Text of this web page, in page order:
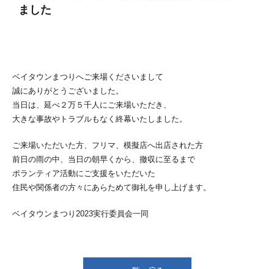
ました
ベイタウンまつりへご来場くださいまして
誠にありがとうございました。
当日は、延べ２万５千人にご来場いただき、
大きな事故やトラブルもなく終幕いたしました。
ご来場いただいた方、フリマ、模擬店へ出店された方
前日の雨の中、当日の朝早くから、撤収に至るまで
ポランティア活動にご支援をいただいた
住民や関係者の方々にあらためて御礼を申し上げます。
ベイタウンまつり2023実行委員会一同